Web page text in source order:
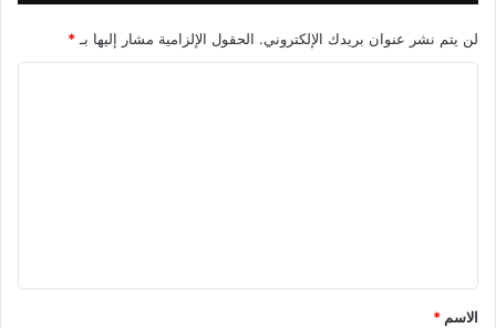
لن يتم نشر عنوان بريدك الإلكتروني. الحقول الإلزامية مشار إليها بـ*
*
الاسم *